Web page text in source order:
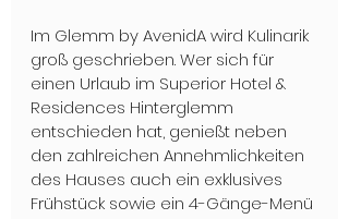
Im Glemm by AvenidA wird Kulinarik
groß geschrieben. Wer sich für
einen Urlaub im Superior Hotel &
Residences Hinterglemm
entschieden hat, genießt neben
den zahlreichen Annehmlichkeiten
des Hauses auch ein exklusives
Frühstück sowie ein 4-Gänge-Menü